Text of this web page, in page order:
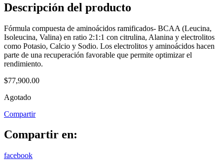
Descripción del producto
Fórmula compuesta de aminoácidos ramificados- BCAA (Leucina,
Isoleucina, Valina) en ratio 2:1:1 con citrulina, Alanina y electrolitos
como Potasio, Calcio y Sodio. Los electrolitos y aminoácidos hacen
parte de una recuperación favorable que permite optimizar el
rendimiento.
$77,900.00
Agotado
Compartir
Compartir en:
facebook